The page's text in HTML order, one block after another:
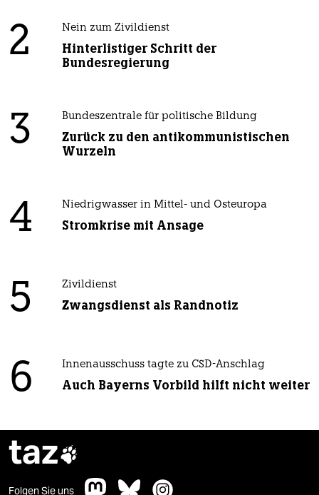
2 Nein zum Zivildienst
Hinterlistiger Schritt der
Bundesregierung
3 Bundeszentrale für politische Bildung
Zurück zu den antikommunistischen
Wurzeln
4 Niedrigwasser in Mittel- und Osteuropa
Stromkrise mit Ansage
5 Zivildienst
Zwangsdienst als Randnotiz
6 Innenausschuss tagte zu CSD-Anschlag
Auch Bayerns Vorbild hilft nicht weiter
taz
Folgen Sie uns